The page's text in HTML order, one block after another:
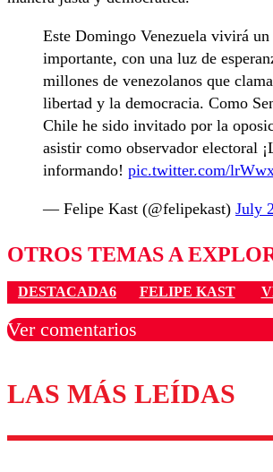
Este Domingo Venezuela vivirá
importante, con una luz de
millones de venezolanos que
libertad y la democracia. Como
Chile he sido invitado por la
asistir como observador electoral
informando! pic.twitter.com/
— Felipe Kast (@felipekast) July
OTROS TEMAS A
DESTACADA6 FELIPE KAST
Ver comentarios
Los comentarios son moderados para
diálogo respetuoso.
Nombre
LAS MÁS LEÍDAS